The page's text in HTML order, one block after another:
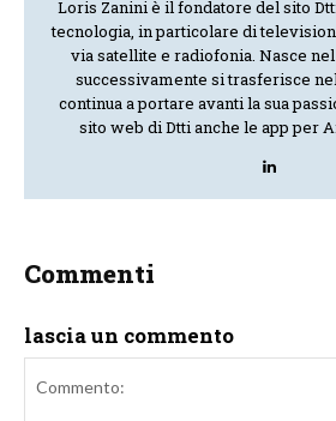
Loris Zanini è il fondatore del sito
tecnologia, in particolare di
via satellite e radiofonia. Nasce nel
successivamente si trasferisce
continua a portare avanti la sua
sito web di Dtti anche le app per
Commenti
lascia un commento